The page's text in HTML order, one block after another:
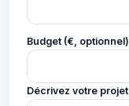
Budget (€, optionnel)
Décrivez votre projet